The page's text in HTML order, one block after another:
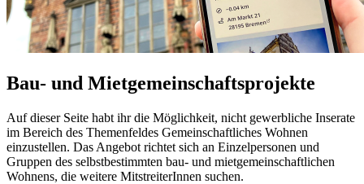
Bau- und Mietgemeinschaftsprojekte
Auf dieser Seite habt ihr die Möglichkeit, nicht gewerbliche Inserate
im Bereich des Themenfeldes Gemeinschaftliches Wohnen
einzustellen. Das Angebot richtet sich an Einzelpersonen und
Gruppen des selbstbestimmten bau- und mietgemeinschaftlichen
Wohnens, die weitere MitstreiterInnen suchen.